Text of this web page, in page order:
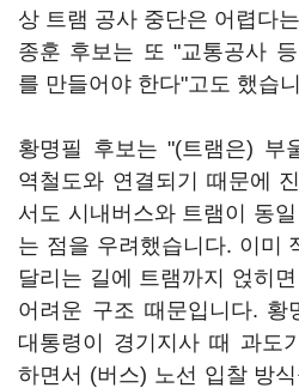
상 트램 공사 중단은 어렵다
종훈 후보는 또 "교통공사
를 만들어야 한다"고도 했습
황명필 후보는 "(트램은) 부
역철도와 연결되기 때문에
서도 시내버스와 트램이 동
는 점을 우려했습니다. 이미
달리는 길에 트램까지 얹히
어려운 구조 때문입니다. 황
대통령이 경기지사 때 과도
하면서 (버스) 노선 입찰 방